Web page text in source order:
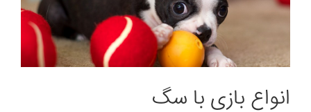
انواع بازی با سگ